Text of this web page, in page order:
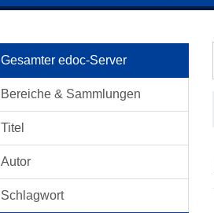
Gesamter edoc-Server
Bereiche & Sammlungen
Titel
Autor
Schlagwort